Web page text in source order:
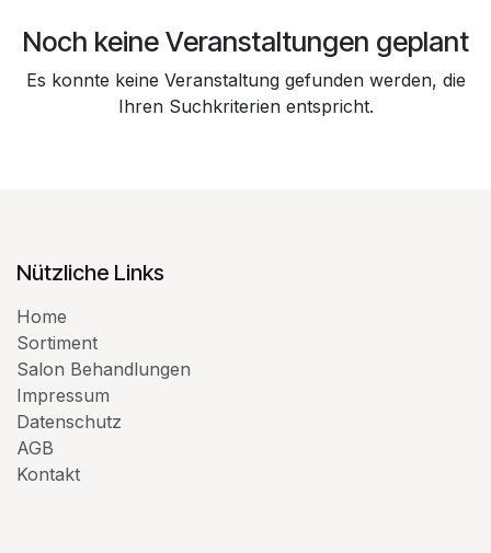
Noch keine Veranstaltungen geplant
Es konnte keine Veranstaltung gefunden werden, die
Ihren Suchkriterien entspricht.
Nützliche Links
Home
Sortiment
Salon Behandlungen
Impressum
Datenschutz
AGB
Kontakt